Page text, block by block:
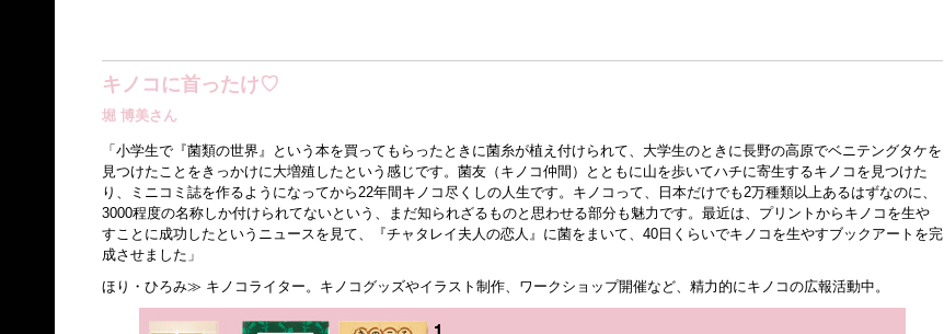
キノコに首ったけ♡
堀 博美さん
「小学生で『菌類の世界』という本を買ってもらったときに菌糸が植え付けられて、大学生のときに長野の高原でベニテングタケを
見つけたことをきっかけに大増殖したという感じです。菌友（キノコ仲間）とともに山を歩いてハチに寄生するキノコを見つけた
り、ミニコミ誌を作るようになってから22年間キノコ尽くしの人生です。キノコって、日本だけでも2万種類以上あるはずなのに、
3000程度の名称しか付けられてないという、まだ知られざるものと思わせる部分も魅力です。最近は、プリントからキノコを生や
すことに成功したというニュースを見て、『チャタレイ夫人の恋人』に菌をまいて、40日くらいでキノコを生やすブックアートを完
成させました」
ほり・ひろみ≫ キノコライター。キノコグッズやイラスト制作、ワークショップ開催など、精力的にキノコの広報活動中。